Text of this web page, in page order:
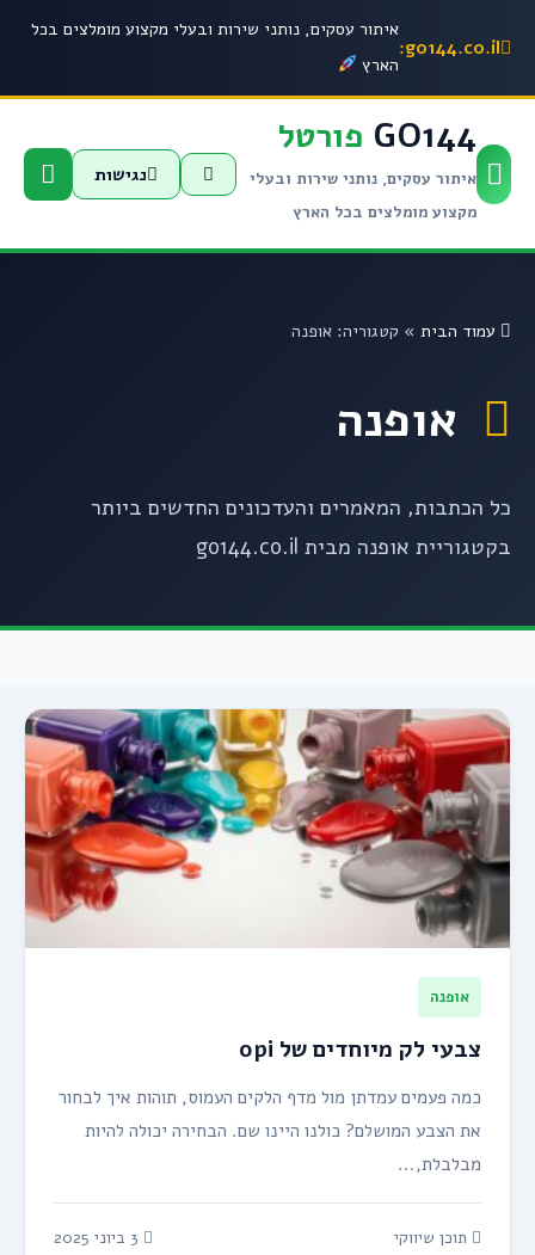
go144.co.il:
איתור עסקים, נותני שירות ובעלי מקצוע מומלצים בכל
הארץ
GO144 פורטל
איתור עסקים, נותני שירות ובעלי
מקצוע מומלצים בכל הארץ
נגישות
עמוד הבית » קטגוריה: אופנה
אופנה
כל הכתבות, המאמרים והעדכונים החדשים ביותר
בקטגוריית אופנה מבית go144.co.il
אופנה
צבעי לק מיוחדים של opi
כמה פעמים עמדתן מול מדף הלקים העמוס, תוהות איך לבחור
את הצבע המושלם? כולנו היינו שם. הבחירה יכולה להיות
מבלבלת,...
תוכן שיווקי